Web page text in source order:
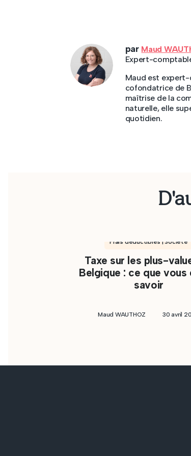
par Maud
Expert-
Maud est
cofondatrice de
maîtrise de la
naturelle, elle
quotidien.
Frais déductibles | Société
Taxe sur les plus-
Belgique : ce que vous
savoir
Maud WAUTHOZ 30 avril